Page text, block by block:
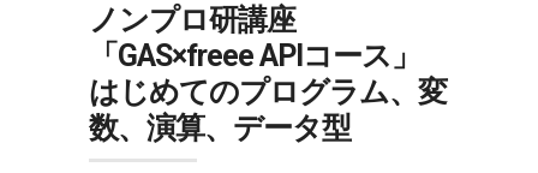
ノンプロ研講座
「GAS×freee APIコース」
はじめてのプログラム、変
数、演算、データ型